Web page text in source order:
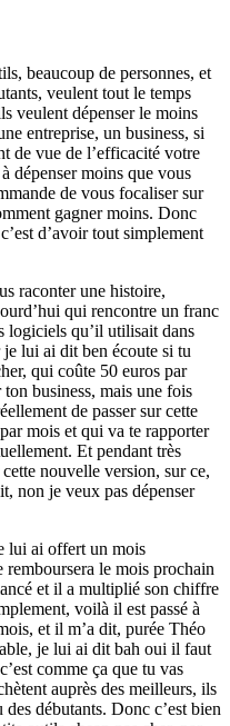
beaucoup de personnes, et
veulent tout le temps
veulent dépenser le moins
entreprise, un business, si
de vue de l’efficacité votre
dépenser moins que vous
de vous focaliser sur
gagner moins. Donc
d’avoir tout simplement
raconter une histoire,
qui rencontre un franc
logiciels qu’il utilisait dans
lui ai dit ben écoute si tu
qui coûte 50 euros par
business, mais une fois
de passer sur cette
mois et qui va te rapporter
Et pendant très
nouvelle version, sur ce,
non je veux pas dépenser
lui ai offert un mois
le mois prochain
lancé et il a multiplié son chiffre
voilà il est passé à
et il m’a dit, purée Théo
je lui ai dit bah oui il faut
comme ça que tu vas
auprès des meilleurs, ils
des débutants. Donc c’est bien